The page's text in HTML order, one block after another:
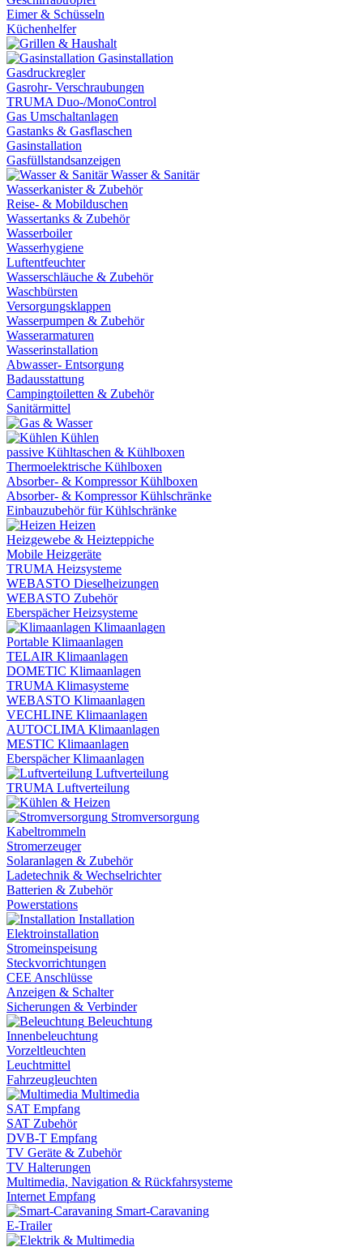
Eimer & Schüsseln
Küchenhelfer
Gasinstallation
Gasdruckregler
Gasrohr- Verschraubungen
TRUMA Duo-/MonoControl
Gas Umschaltanlagen
Gastanks & Gasflaschen
Gasinstallation
Gasfüllstandsanzeigen
Wasser & Sanitär
Wasserkanister & Zubehör
Reise- & Mobilduschen
Wassertanks & Zubehör
Wasserboiler
Wasserhygiene
Luftentfeuchter
Wasserschläuche & Zubehör
Waschbürsten
Versorgungsklappen
Wasserpumpen & Zubehör
Wasserarmaturen
Wasserinstallation
Abwasser- Entsorgung
Badausstattung
Campingtoiletten & Zubehör
Sanitärmittel
Kühlen
passive Kühltaschen & Kühlboxen
Thermoelektrische Kühlboxen
Absorber- & Kompressor Kühlboxen
Absorber- & Kompressor Kühlschränke
Einbauzubehör für Kühlschränke
Heizen
Heizgewebe & Heizteppiche
Mobile Heizgeräte
TRUMA Heizsysteme
WEBASTO Dieselheizungen
WEBASTO Zubehör
Eberspächer Heizsysteme
Klimaanlagen
Portable Klimaanlagen
TELAIR Klimaanlagen
DOMETIC Klimaanlagen
TRUMA Klimasysteme
WEBASTO Klimaanlagen
VECHLINE Klimaanlagen
AUTOCLIMA Klimaanlagen
MESTIC Klimaanlagen
Eberspächer Klimaanlagen
Luftverteilung
TRUMA Luftverteilung
Stromversorgung
Kabeltrommeln
Stromerzeuger
Solaranlagen & Zubehör
Ladetechnik & Wechselrichter
Batterien & Zubehör
Powerstations
Installation
Elektroinstallation
Stromeinspeisung
Steckvorrichtungen
CEE Anschlüsse
Anzeigen & Schalter
Sicherungen & Verbinder
Beleuchtung
Innenbeleuchtung
Vorzeltleuchten
Leuchtmittel
Fahrzeugleuchten
Multimedia
SAT Empfang
SAT Zubehör
DVB-T Empfang
TV Geräte & Zubehör
TV Halterungen
Multimedia, Navigation & Rückfahrsysteme
Internet Empfang
Smart-Caravaning
E-Trailer